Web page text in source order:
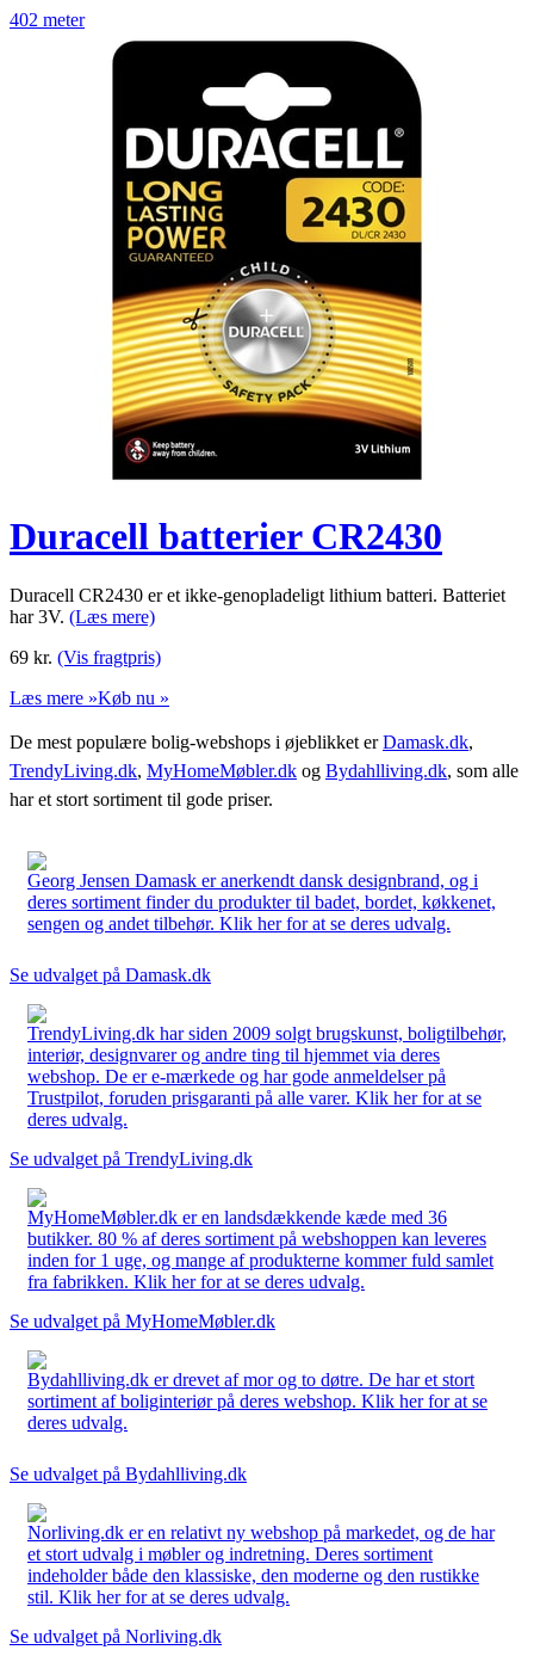
402 meter
Duracell batterier CR2430
Duracell CR2430 er et ikke-genopladeligt lithium batteri. Batteriet
har 3V. (Læs mere)
69 kr. (Vis fragtpris)
Læs mere »Køb nu »
De mest populære bolig-webshops i øjeblikket erDamask.dk,
TrendyLiving.dk, MyHomeMøbler.dk og Bydahlliving.dk, som alle
har et stort sortiment til gode priser.
Georg Jensen Damask er anerkendt dansk designbrand, og i
deres sortiment finder du produkter til badet, bordet, køkkenet,
sengen og andet tilbehør. Klik her for at se deres udvalg.
Se udvalget på Damask.dk
TrendyLiving.dk har siden 2009 solgt brugskunst, boligtilbehør,
interiør, designvarer og andre ting til hjemmet via deres
webshop. De er e-mærkede og har gode anmeldelser på
Trustpilot, foruden prisgaranti på alle varer. Klik her for at se
deres udvalg.
Se udvalget på TrendyLiving.dk
MyHomeMøbler.dk er en landsdækkende kæde med 36
butikker. 80 % af deres sortiment på webshoppen kan leveres
inden for 1 uge, og mange af produkterne kommer fuld samlet
fra fabrikken. Klik her for at se deres udvalg.
Se udvalget på MyHomeMøbler.dk
Bydahlliving.dk er drevet af mor og to døtre. De har et stort
sortiment af boliginteriør på deres webshop. Klik her for at se
deres udvalg.
Se udvalget på Bydahlliving.dk
Norliving.dk er en relativt ny webshop på markedet, og de har
et stort udvalg i møbler og indretning. Deres sortiment
indeholder både den klassiske, den moderne og den rustikke
stil. Klik her for at se deres udvalg.
Se udvalget på Norliving.dk